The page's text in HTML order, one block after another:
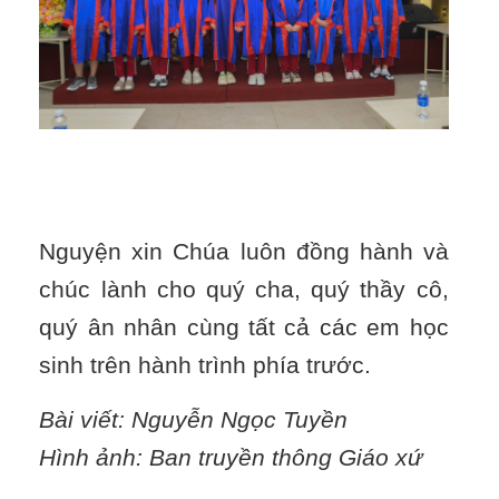
Nguyện xin Chúa luôn đồng hành và
chúc lành cho quý cha, quý thầy cô,
quý ân nhân cùng tất cả các em học
sinh trên hành trình phía trước.
Bài viết: Nguyễn Ngọc Tuyền
Hình ảnh: Ban truyền thông Giáo xứ